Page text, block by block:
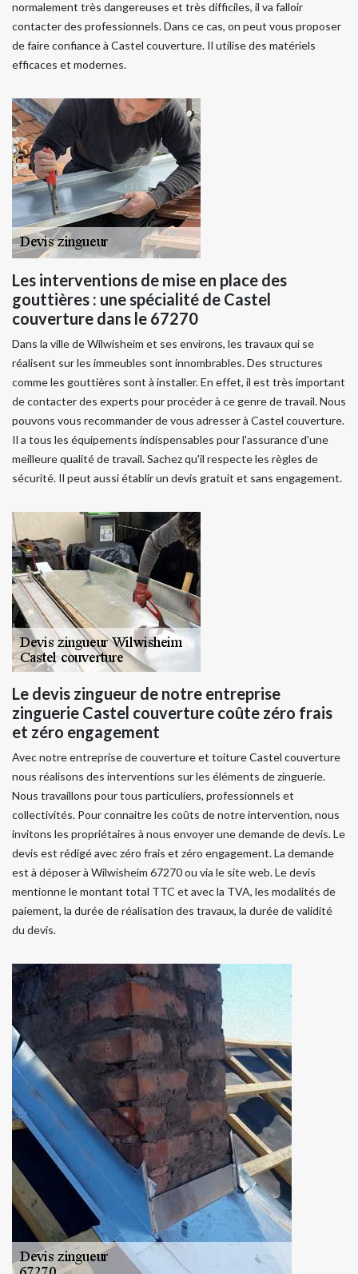
normalement très dangereuses et très difficiles, il va falloir
contacter des professionnels. Dans ce cas, on peut vous proposer
de faire confiance à Castel couverture. Il utilise des matériels
efficaces et modernes.
Les interventions de mise en place des
gouttières : une spécialité de Castel
couverture dans le 67270
Dans la ville de Wilwisheim et ses environs, les travaux qui se
réalisent sur les immeubles sont innombrables. Des structures
comme les gouttières sont à installer. En effet, il est très important
de contacter des experts pour procéder à ce genre de travail. Nous
pouvons vous recommander de vous adresser à Castel couverture.
Il a tous les équipements indispensables pour l'assurance d'une
meilleure qualité de travail. Sachez qu'il respecte les règles de
sécurité. Il peut aussi établir un devis gratuit et sans engagement.
Le devis zingueur de notre entreprise
zinguerie Castel couverture coûte zéro frais
et zéro engagement
Avec notre entreprise de couverture et toiture Castel couverture
nous réalisons des interventions sur les éléments de zinguerie.
Nous travaillons pour tous particuliers, professionnels et
collectivités. Pour connaitre les coûts de notre intervention, nous
invitons les propriétaires à nous envoyer une demande de devis. Le
devis est rédigé avec zéro frais et zéro engagement. La demande
est à déposer à Wilwisheim 67270 ou via le site web. Le devis
mentionne le montant total TTC et avec la TVA, les modalités de
paiement, la durée de réalisation des travaux, la durée de validité
du devis.